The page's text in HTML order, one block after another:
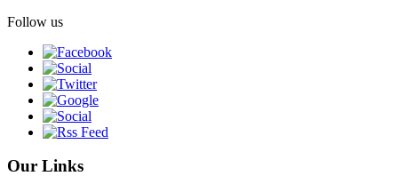
Follow us
Our Links